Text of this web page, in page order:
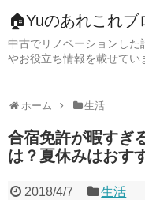
🏠Yuのあれこれブ
中古でリノベーションした
やお役立ち情報を載せてい
ホーム 生活
合宿免許が暇すぎ
は？夏休みはおす
2018/4/7 生活